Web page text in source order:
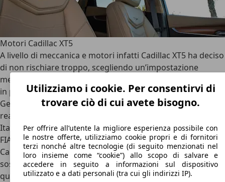
Motori Cadillac XT5
A livello di meccanica e motori infatti Cadillac XT5 ha deciso
di non rischiare troppo, scegliendo un’impostazione
meccanica e tecnica decisamente tradizionale. Come detto
in precedenza, infatti, la Casa premium del Gruppo
General Motors ha sfruttato la nuova piattaforma C1XX,
realizzata a partire del mitico pianale Epsilon che qui in
Italia conosciamo bene per l’utilizzo sulla ben poco amata
FIAT Croma. Rispetto a quel pianale sottotono, però, oggi
Cadillac XT5 offre tutta un’altra esperienza. Dotato di
sospensioni anteriori McPherson e Multilink al posteriore,
questa piattaforma modulare consente di avere un’ottima
Utilizziamo i cookie. Per consentirvi di
trovare ciò di cui avete bisogno.
Per offrire all’utente la migliore esperienza possibile con
le nostre offerte, utilizziamo cookie propri e di fornitori
terzi nonché altre tecnologie (di seguito menzionati nel
loro insieme come “cookie”) allo scopo di salvare e
accedere in seguito a informazioni sul dispositivo
utilizzato e a dati personali (tra cui gli indirizzi IP).